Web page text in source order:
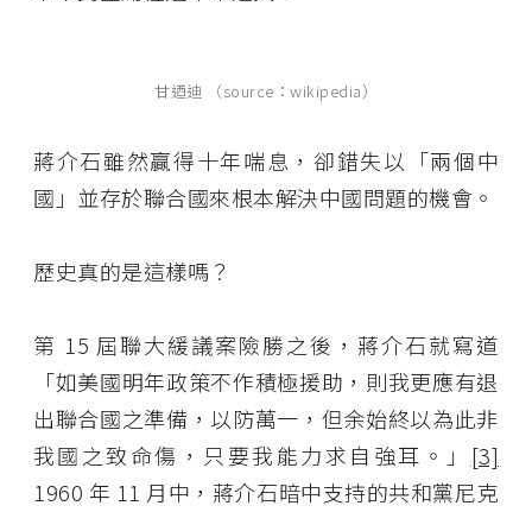
甘迺迪 （source：wikipedia）
蔣介石雖然贏得十年喘息，卻錯失以「兩個中
國」並存於聯合國來根本解決中國問題的機會。
歷史真的是這樣嗎？
第 15 屆聯大緩議案險勝之後，蔣介石就寫道
「如美國明年政策不作積極援助，則我更應有退
出聯合國之準備，以防萬一，但余始終以為此非
我國之致命傷，只要我能力求自強耳。」 [3]
1960 年 11 月中，蔣介石暗中支持的共和黨尼克